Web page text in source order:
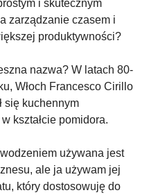
i skutecznym
zarządzanie czasem i
produktywności?
nazwa? W latach 80-
Włoch Francesco Cirillo
się kuchennym
kształcie pomidora.
używana jest
ale ja używam jej
który dostosowuję do